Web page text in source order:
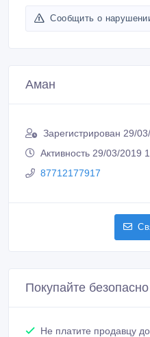
Сообщить о
Аман
Зарегистрирован 29/
Активность 29/03/2019
87712177917
Покупайте безопасно
Не платите продавцу